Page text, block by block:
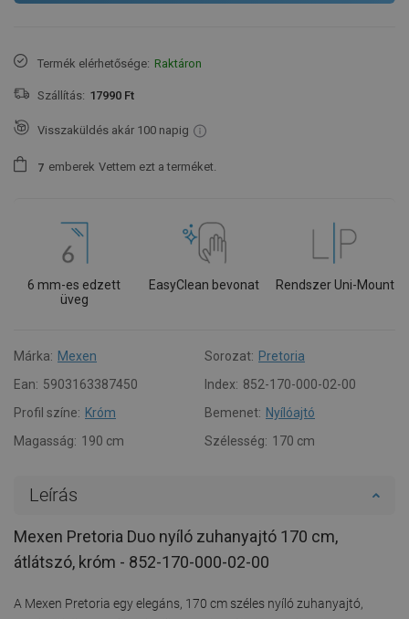
Termék elérhetősége: Raktáron
Szállítás: 17990 Ft
Visszaküldés akár 100 napig
7 emberek Vettem ezt a terméket.
6 mm-es edzett
üveg
EasyClean bevonat Rendszer Uni-Mount
Márka: Mexen Sorozat: Pretoria
Ean: 5903163387450 Index: 852-170-000-02-00
Profil színe: Króm Bemenet: Nyílóajtó
Magasság: 190 cm Szélesség: 170 cm
Leírás
Mexen Pretoria Duo nyíló zuhanyajtó 170 cm,
átlátszó, króm - 852-170-000-02-00
A Mexen Pretoria egy elegáns, 170 cm széles nyíló zuhanyajtó,